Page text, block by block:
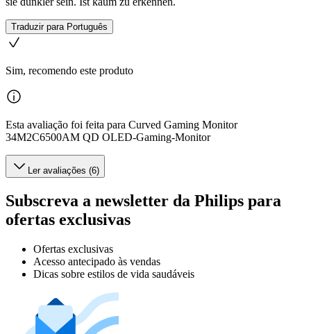
Traduzir para Português
Sim, recomendo este produto
Esta avaliação foi feita para Curved Gaming Monitor
34M2C6500AM QD OLED-Gaming-Monitor
Ler avaliações (6)
Subscreva a newsletter da Philips para
ofertas exclusivas
Ofertas exclusivas
Acesso antecipado às vendas
Dicas sobre estilos de vida saudáveis